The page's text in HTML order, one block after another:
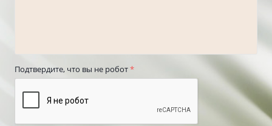
Подтвердите, что вы не робот*